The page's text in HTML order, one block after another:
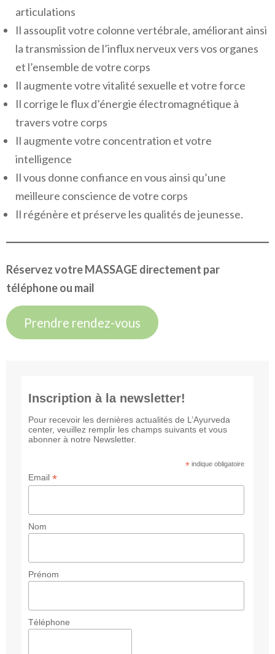
articulations
Il assouplit votre colonne vertébrale, améliorant ainsi
la transmission de l’influx nerveux vers vos organes
et l’ensemble de votre corps
Il augmente votre vitalité sexuelle et votre force
Il corrige le flux d’énergie électromagnétique à
travers votre corps
Il augmente votre concentration et votre
intelligence
Il vous donne confiance en vous ainsi qu’une
meilleure conscience de votre corps
Il régénère et préserve les qualités de jeunesse.
Réservez votre MASSAGE directement par
téléphone ou mail
Prendre rendez-vous
Inscription à la newsletter!
Pour recevoir les dernières actualités de L’Ayurveda
center, veuillez remplir les champs suivants et vous
abonner à notre Newsletter.
* indique obligatoire
Email*
Nom
Prénom
Téléphone